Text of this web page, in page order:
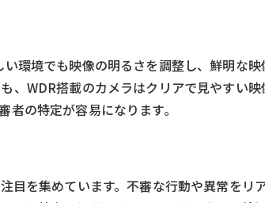
環境でも映像の明るさを調整し、鮮明な映
、WDR搭載のカメラはクリアで見やすい
の特定が容易になります。
目を集めています。不審な行動や異常をリ